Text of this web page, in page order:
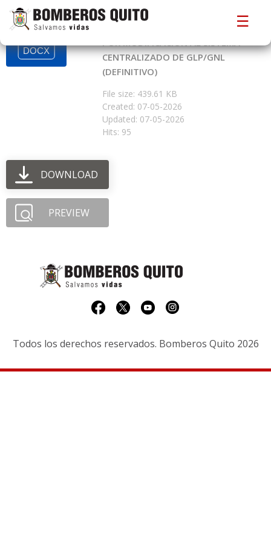
☰
CBDMQ-ISO-CPCI-R09 SISTEMA DE
GESTIÓN DE CALIDAD NOTIFICACIÓN
POR MODIFICACIÓN AL SISTEMA
CENTRALIZADO DE GLP/GNL
(DEFINITIVO)
File size: 439.61 KB
Created: 07-05-2026
Updated: 07-05-2026
Hits: 95
DOWNLOAD
PREVIEW
Todos los derechos reservados. Bomberos Quito 2026